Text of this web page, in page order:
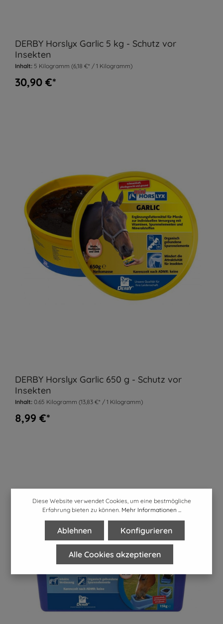
DERBY Horslyx Garlic 5 kg - Schutz vor
Insekten
Inhalt: 5 Kilogramm (6,18 €* / 1 Kilogramm)
30,90 €*
DERBY Horslyx Garlic 650 g - Schutz vor
Insekten
Inhalt: 0.65 Kilogramm (13,83 €* / 1 Kilogramm)
8,99 €*
Diese Website verwendet Cookies, um eine bestmögliche
Erfahrung bieten zu können. Mehr Informationen ...
Ablehnen Konfigurieren
Alle Cookies akzeptieren